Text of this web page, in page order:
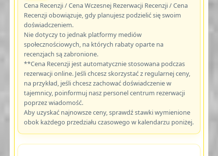
Cena Recenzji / Cena Wczesnej Rezerwacji Recenzji / Cena
Recenzji obowiązuje, gdy planujesz podzielić się swoim
doświadczeniem.
Nie dotyczy to jednak platformy mediów
społecznościowych, na których rabaty oparte na
recenzjach są zabronione.
**Cena Recenzji jest automatycznie stosowana podczas
rezerwacji online. Jeśli chcesz skorzystać z regularnej ceny,
na przykład, jeśli chcesz zachować doświadczenie w
tajemnicy, poinformuj nasz personel centrum rezerwacji
poprzez wiadomość.
Aby uzyskać najnowsze ceny, sprawdź stawki wymienione
obok każdego przedziału czasowego w kalendarzu poniżej.